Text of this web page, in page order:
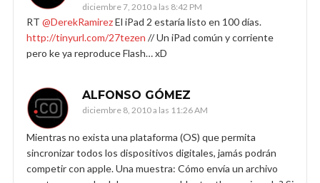
diciembre 7, 2010 a las 8:42 PM
RT @DerekRamirezEl iPad 2 estaría listo en 100 días.
http://tinyurl.com/27tezen // Un iPad común y corriente
pero ke ya reproduce Flash… xD
ALFONSO GÓMEZ
diciembre 8, 2010 a las 11:26 AM
Mientras no exista una plataforma (OS) que permita
sincronizar todos los dispositivos digitales, jamás podrán
competir con apple. Una muestra: Cómo envía un archivo